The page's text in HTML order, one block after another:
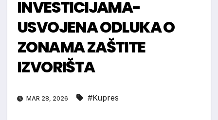
INVESTICIJAMA-
USVOJENA ODLUKA O
ZONAMA ZAŠTITE
IZVORIŠTA
MAR 28, 2026 #Kupres